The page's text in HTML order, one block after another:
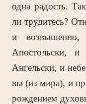
одна радость.
ли трудитесь?
и
Апостольски,
Ангельски, и
вы (из мира), и
рождением